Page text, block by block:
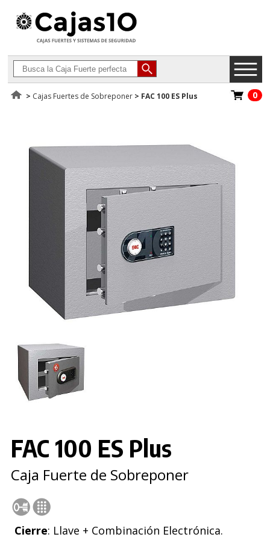
> Cajas Fuertes de Sobreponer > FAC 100 ES Plus 0
FAC 100 ES Plus
Caja Fuerte de Sobreponer
Cierre: Llave + Combinación Electrónica.